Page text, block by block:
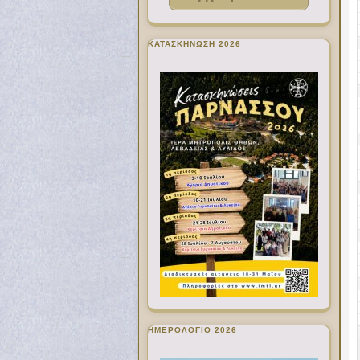
ΚΑΤΑΣΚΗΝΩΣΗ 2026
ΗΜΕΡΟΛΟΓΙΟ 2026